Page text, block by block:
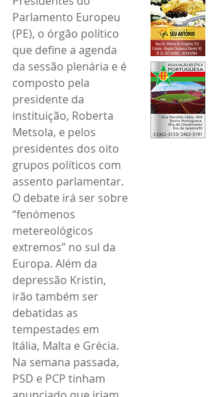
Parlamento Europeu
(PE), o órgão político
que define a agenda
da sessão plenária e é
composto pela
presidente da
instituição, Roberta
Metsola, e pelos
presidentes dos oito
grupos políticos com
assento parlamentar.
O debate irá ser sobre
“fenómenos
metereológicos
extremos” no sul da
Europa. Além da
depressão Kristin,
irão também ser
debatidas as
tempestades em
Itália, Malta e Grécia.
Na semana passada,
PSD e PCP tinham